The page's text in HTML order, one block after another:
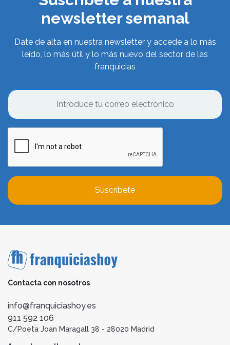
newsletter semanal
Date de alta en nuestra newsletter y accede a lo más
leído, lo más útil y lo más nuevo del sector de las
franquicias
Suscríbete
Contacta con nosotros
info@franquiciashoy.es
911 592 106
C/Poeta Joan Maragall 38 - 28020 Madrid